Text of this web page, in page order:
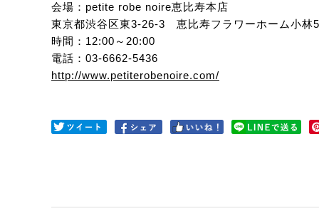
会場：petite robe noire恵比寿本店
東京都渋谷区東3-26-3 恵比寿フラワーホーム小林
時間：12:00～20:00
電話：03-6662-5436
http://www.petiterobenoire.com/